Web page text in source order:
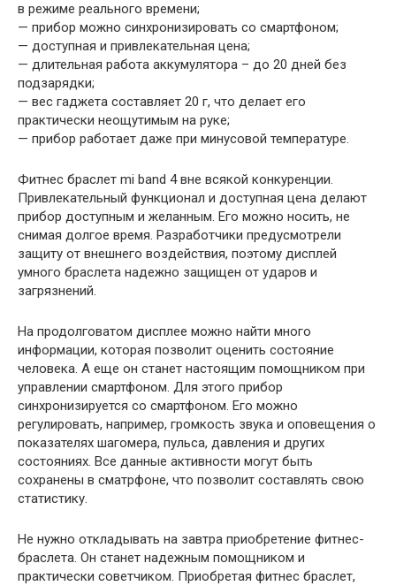
в режиме реального времени;
— прибор можно синхронизировать со смартфоном;
— доступная и привлекательная цена;
— длительная работа аккумулятора – до 20 дней без
подзарядки;
— вес гаджета составляет 20 г, что делает его
практически неощутимым на руке;
— прибор работает даже при минусовой температуре.
Фитнес браслет mi band 4 вне всякой конкуренции.
Привлекательный функционал и доступная цена делают
прибор доступным и желанным. Его можно носить, не
снимая долгое время. Разработчики предусмотрели
защиту от внешнего воздействия, поэтому дисплей
умного браслета надежно защищен от ударов и
загрязнений.
На продолговатом дисплее можно найти много
информации, которая позволит оценить состояние
человека. А еще он станет настоящим помощником при
управлении смартфоном. Для этого прибор
синхронизируется со смартфоном. Его можно
регулировать, например, громкость звука и оповещения о
показателях шагомера, пульса, давления и других
состояниях. Все данные активности могут быть
сохранены в сматрфоне, что позволит составлять свою
статистику.
Не нужно откладывать на завтра приобретение фитнес-
браслета. Он станет надежным помощником и
практически советчиком. Приобретая фитнес браслет,